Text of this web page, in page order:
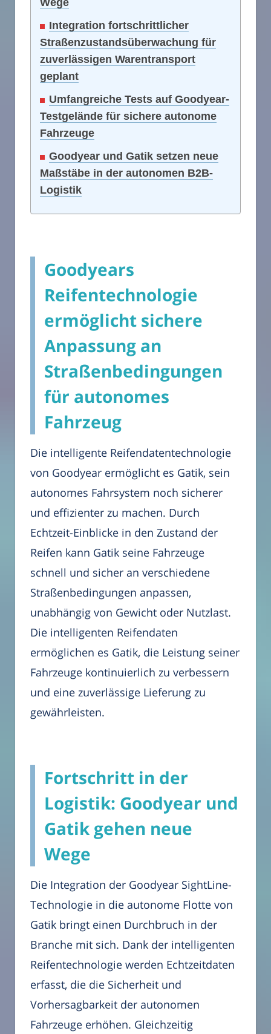
Wege
Integration fortschrittlicher
Straßenzustandsüberwachung für
zuverlässigen Warentransport
geplant
Umfangreiche Tests auf Goodyear-
Testgelände für sichere autonome
Fahrzeuge
Goodyear und Gatik setzen neue
Maßstäbe in der autonomen B2B-
Logistik
Goodyears
Reifentechnologie
ermöglicht sichere
Anpassung an
Straßenbedingungen
für autonomes
Fahrzeug
Die intelligente Reifendatentechnologie
von Goodyear ermöglicht es Gatik, sein
autonomes Fahrsystem noch sicherer
und effizienter zu machen. Durch
Echtzeit-Einblicke in den Zustand der
Reifen kann Gatik seine Fahrzeuge
schnell und sicher an verschiedene
Straßenbedingungen anpassen,
unabhängig von Gewicht oder Nutzlast.
Die intelligenten Reifendaten
ermöglichen es Gatik, die Leistung seiner
Fahrzeuge kontinuierlich zu verbessern
und eine zuverlässige Lieferung zu
gewährleisten.
Fortschritt in der
Logistik: Goodyear und
Gatik gehen neue
Wege
Die Integration der Goodyear SightLine-
Technologie in die autonome Flotte von
Gatik bringt einen Durchbruch in der
Branche mit sich. Dank der intelligenten
Reifentechnologie werden Echtzeitdaten
erfasst, die die Sicherheit und
Vorhersagbarkeit der autonomen
Fahrzeuge erhöhen. Gleichzeitig